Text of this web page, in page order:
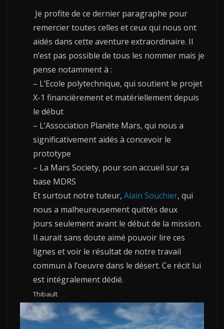
Je profite de ce dernier paragraphe pour
remercier toutes celles et ceux qui nous ont
aidés dans cette aventure extraordinaire. Il
n’est pas possible de tous les nommer mais je
pense notamment à :
– L’Ecole polytechnique, qui soutient le projet
X-1 financièrement et matériellement depuis
le début
– L’Association Planète Mars, qui nous a
significativement aidés à concevoir le
prototype
– La Mars Society, pour son accueil sur sa
base MDRS
Et surtout notre tuteur, Alain Souchier, qui
nous a malheureusement quittés deux
jours seulement avant le début de la mission.
Il aurait sans doute aimé pouvoir lire ces
lignes et voir le résultat de notre travail
commun à l’oeuvre dans le désert. Ce récit lui
est intégralement dédié.
Thibault